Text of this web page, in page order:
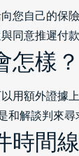
您自己的
同意推遲付
怎樣？
用額外證
解談判來尋
時間